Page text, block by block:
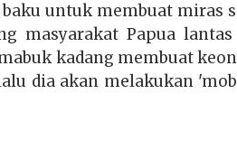
untuk membuat miras
masyarakat Papua
kadang membuat
dia akan melakukan